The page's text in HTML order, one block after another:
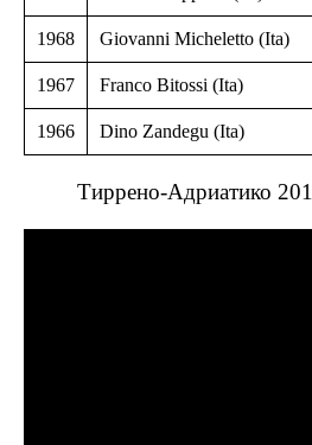
1968 Giovanni Micheletto (Ita)
1967 Franco Bitossi (Ita)
1966 Dino Zandegu (Ita)
Тиррено-Адриатико